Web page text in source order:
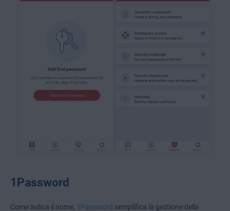
1Password
Come indica il nome, 1Password semplifica la gestione delle